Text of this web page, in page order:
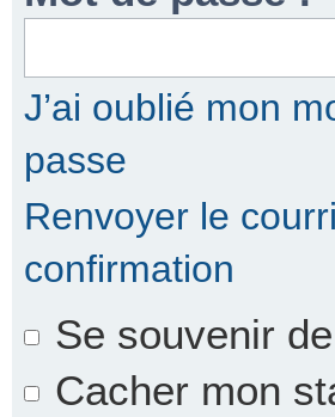
J’ai oublié mon
passe
Renvoyer le
confirmation
Se souvenir
Cacher mon